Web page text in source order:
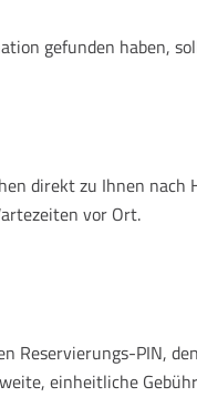
gefunden haben,
direkt zu Ihnen
vor Ort.
Reservierungs-PIN,
einheitliche